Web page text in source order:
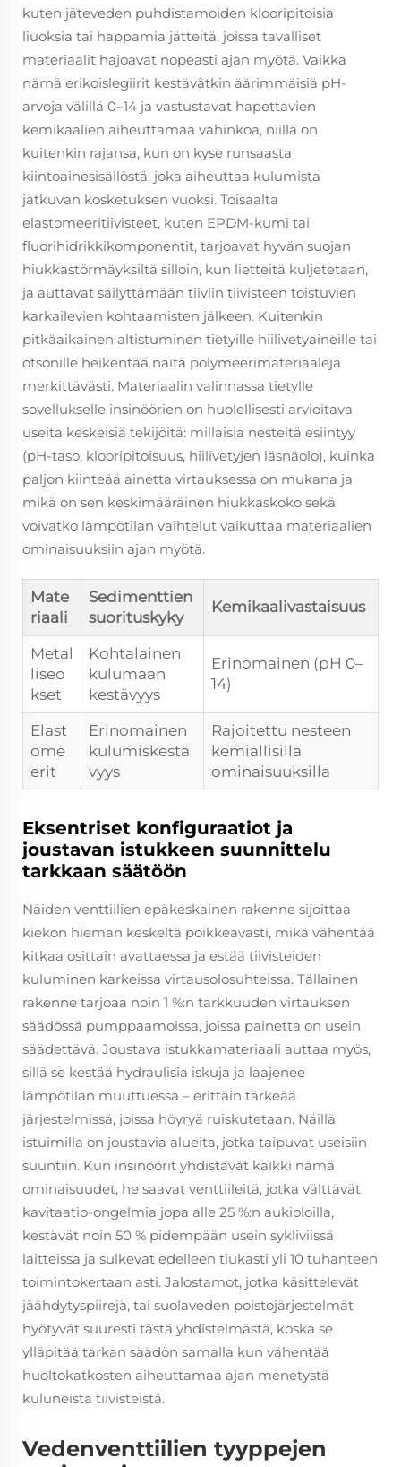
kuten jäteveden puhdistamoiden klooripitoisia
liuoksia tai happamia jätteitä, joissa tavalliset
materiaalit hajoavat nopeasti ajan myötä. Vaikka
nämä erikoislegiirit kestävätkin äärimmäisiä pH-
arvoja välillä 0–14 ja vastustavat hapettavien
kemikaalien aiheuttamaa vahinkoa, niillä on
kuitenkin rajansa, kun on kyse runsaasta
kiintoainesisällöstä, joka aiheuttaa kulumista
jatkuvan kosketuksen vuoksi. Toisaalta
elastomeeritiivisteet, kuten EPDM-kumi tai
fluorihidrikkikomponentit, tarjoavat hyvän suojan
hiukkastörmäyksiltä silloin, kun lietteitä kuljetetaan,
ja auttavat säilyttämään tiiviin tiivisteen toistuvien
karkailevien kohtaamisten jälkeen. Kuitenkin
pitkäaikainen altistuminen tietyille hiilivetyaineille tai
otsonille heikentää näitä polymeerimateriaaleja
merkittävästi. Materiaalin valinnassa tietylle
sovellukselle insinöörien on huolellisesti arvioitava
useita keskeisiä tekijöitä: millaisia nesteitä esiintyy
(pH-taso, klooripitoisuus, hiilivetyjen läsnäolo), kuinka
paljon kiinteää ainetta virtauksessa on mukana ja
mikä on sen keskimääräinen hiukkaskoko sekä
voivatko lämpötilan vaihtelut vaikuttaa materiaalien
ominaisuuksiin ajan myötä.
Mate
riaali
Sedimenttien
suorituskyky
Kemikaalivastaisuus
Metal
liseo
kset
Kohtalainen
kulumaan
kestävyys
Erinomainen (pH 0–
14)
Elast
ome
erit
Erinomainen
kulumiskestä
vyys
Rajoitettu nesteen
kemiallisilla
ominaisuuksilla
Eksentriset konfiguraatiot ja
joustavan istukkeen suunnittelu
tarkkaan säätöön
Näiden venttiilien epäkeskainen rakenne sijoittaa
kiekon hieman keskeltä poikkeavasti, mikä vähentää
kitkaa osittain avattaessa ja estää tiivisteiden
kuluminen karkeissa virtausolosuhteissa. Tällainen
rakenne tarjoaa noin 1 %:n tarkkuuden virtauksen
säädössä pumppaamoissa, joissa painetta on usein
säädettävä. Joustava istukkamateriaali auttaa myös,
sillä se kestää hydraulisia iskuja ja laajenee
lämpötilan muuttuessa – erittäin tärkeää
järjestelmissä, joissa höyryä ruiskutetaan. Näillä
istuimilla on joustavia alueita, jotka taipuvat useisiin
suuntiin. Kun insinöörit yhdistävät kaikki nämä
ominaisuudet, he saavat venttiileitä, jotka välttävät
kavitaatio-ongelmia jopa alle 25 %:n aukioloilla,
kestävät noin 50 % pidempään usein sykliviissä
laitteissa ja sulkevat edelleen tiukasti yli 10 tuhanteen
toimintokertaan asti. Jalostamot, jotka käsittelevät
jäähdytyspiirejä, tai suolaveden poistojärjestelmät
hyötyvät suuresti tästä yhdistelmästä, koska se
ylläpitää tarkan säädön samalla kun vähentää
huoltokatkosten aiheuttamaa ajan menetystä
kuluneista tiivisteistä.
Vedenventtiilien tyyppejen